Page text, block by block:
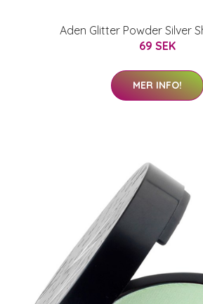
Aden Glitter Powder Silver
69 SEK
MER INFO!